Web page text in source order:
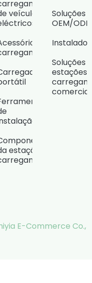
veículos
de
estação de
Soluções
OEM/ODM
Soluções
estações
E-Commerce Co.,